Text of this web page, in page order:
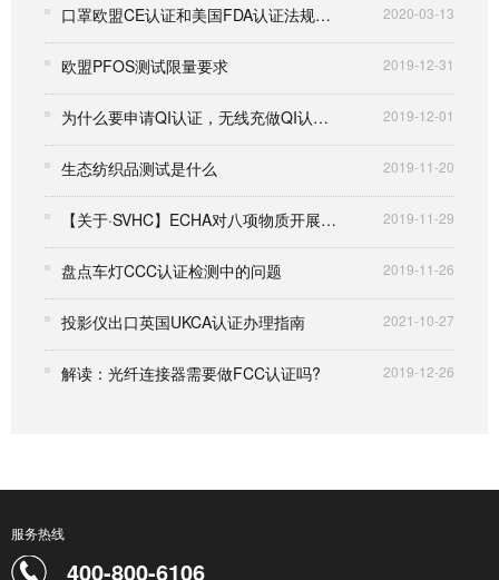
口罩欧盟CE认证和美国FDA认证法规要求 2020-03-13
欧盟PFOS测试限量要求 2019-12-31
为什么要申请QI认证，无线充做QI认证有什么好处 2019-12-01
生态纺织品测试是什么 2019-11-20
【关于·SVHC】ECHA对八项物质开展SVHC物质鉴别公众咨询 2019-11-29
盘点车灯CCC认证检测中的问题 2019-11-26
投影仪出口英国UKCA认证办理指南 2021-10-27
解读：光纤连接器需要做FCC认证吗? 2019-12-26
服务热线
400-800-6106